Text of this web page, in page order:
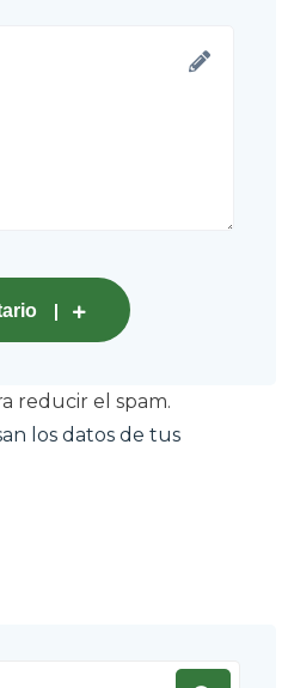
reducir el spam.
los datos de tus